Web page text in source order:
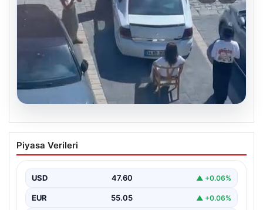
05.08.2026
Yalova’da Park Gerilimi: Kafe Çalışanı
Sandalye Çekip Aracı Engelledi
meydana gelen ilginç bir olay, sosyal medyada geniş…
Piyasa Verileri
USD 47.60 ▲ +0.06%
EUR 55.05 ▲ +0.06%